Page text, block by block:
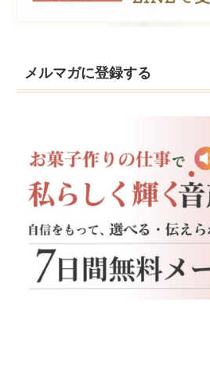
メルマガに登録する